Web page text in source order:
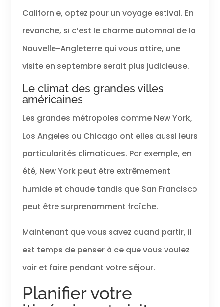
Californie, optez pour un voyage estival. En
revanche, si c’est le charme automnal de la
Nouvelle-Angleterre qui vous attire, une
visite en septembre serait plus judicieuse.
Le climat des grandes villes
américaines
Les grandes métropoles comme New York,
Los Angeles ou Chicago ont elles aussi leurs
particularités climatiques. Par exemple, en
été, New York peut être extrêmement
humide et chaude tandis que San Francisco
peut être surprenamment fraîche.
Maintenant que vous savez quand partir, il
est temps de penser à ce que vous voulez
voir et faire pendant votre séjour.
Planifier votre